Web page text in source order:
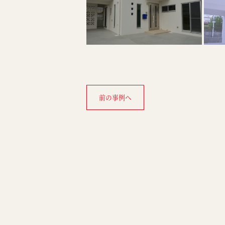
前の事例へ